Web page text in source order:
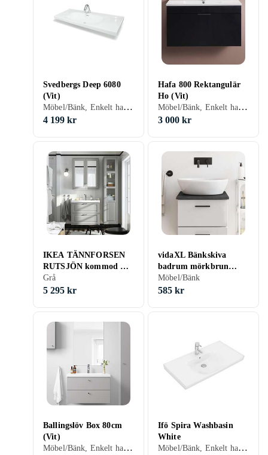
Svedbergs Deep 6080
(Vit)
Möbel/Bänk, Enkelt handfat, 810 mm, Vit
4 199 kr
Hafa 800 Rektangulär
Ho (Vit)
Möbel/Bänk, Enkelt handfat, 810 mm, Vit
3 000 kr
IKEA TÄNNFORSEN
RUTSJÖN kommod m
lådor/tvättställ/kran,
ljusgrå, 82x49x74 cm,
Grå
5 295 kr
vidaXL Bänkskiva
badrum mörkbrun
40x50x2 cm behandlat
massivt trä
Möbel/Bänk
585 kr
Ballingslöv Box 80cm
(Vit)
Möbel/Bänk, Enkelt handfat, 805 mm, Vit
Ifö Spira Washbasin
White
Möbel/Bänk, Enkelt handfat, 915 mm, Vit